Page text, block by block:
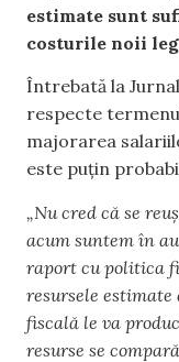
estimate sunt
costurile noii
Întrebată la
respecte
majorarea
este puțin
„Nu cred că se
acum suntem în
raport cu politica
resursele estimate
fiscală le va
resurse se